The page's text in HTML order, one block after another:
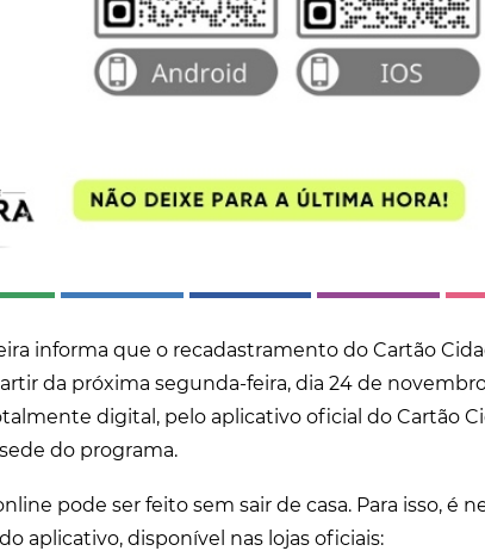
informa que o recadastramento do Cartão
da próxima segunda-feira, dia 24 de
digital, pelo aplicativo oficial do Cartão
do programa.
pode ser feito sem sair de casa. Para isso, é
aplicativo, disponível nas lojas oficiais: